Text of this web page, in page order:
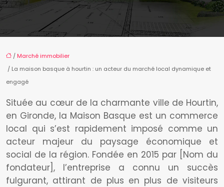
/ Marché immobilier
/ La maison basque à hourtin : un acteur du marché local dynamique et
engagé
Située au cœur de la charmante ville de Hourtin,
en Gironde, la Maison Basque est un commerce
local qui s’est rapidement imposé comme un
acteur majeur du paysage économique et
social de la région. Fondée en 2015 par [Nom du
fondateur], l’entreprise a connu un succès
fulgurant, attirant de plus en plus de visiteurs